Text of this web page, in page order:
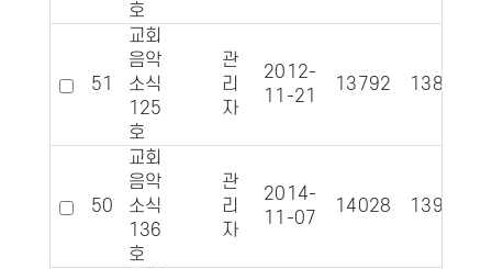
호
51
교회
음악
소식
125
호
관
리
자
2012-
11-21
13792 1384
50
교회
음악
소식
136
호
관
리
자
2014-
11-07
14028 1393